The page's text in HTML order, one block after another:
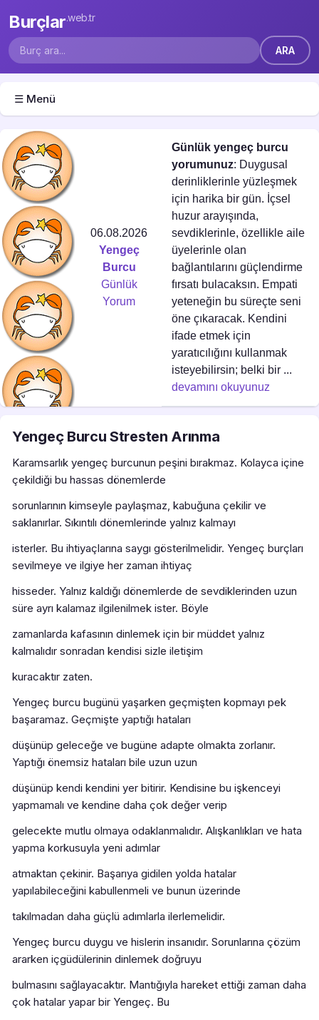
Burçlar.web.tr
☰ Menü
06.08.2026
Yengeç
Burcu
Günlük
Yorum
Günlük yengeç burcu
yorumunuz: Duygusal
derinliklerinle yüzleşmek
için harika bir gün. İçsel
huzur arayışında,
sevdiklerinle, özellikle aile
üyelerinle olan
bağlantılarını güçlendirme
fırsatı bulacaksın. Empati
yeteneğin bu süreçte seni
öne çıkaracak. Kendini
ifade etmek için
yaratıcılığını kullanmak
isteyebilirsin; belki bir ...
devamını okuyunuz
Yengeç Burcu Stresten Arınma
Karamsarlık yengeç burcunun peşini bırakmaz. Kolayca içine
çekildiği bu hassas dönemlerde
sorunlarının kimseyle paylaşmaz, kabuğuna çekilir ve
saklanırlar. Sıkıntılı dönemlerinde yalnız kalmayı
isterler. Bu ihtiyaçlarına saygı gösterilmelidir. Yengeç burçları
sevilmeye ve ilgiye her zaman ihtiyaç
hisseder. Yalnız kaldığı dönemlerde de sevdiklerinden uzun
süre ayrı kalamaz ilgilenilmek ister. Böyle
zamanlarda kafasının dinlemek için bir müddet yalnız
kalmalıdır sonradan kendisi sizle iletişim
kuracaktır zaten.
Yengeç burcu bugünü yaşarken geçmişten kopmayı pek
başaramaz. Geçmişte yaptığı hataları
düşünüp geleceğe ve bugüne adapte olmakta zorlanır.
Yaptığı önemsiz hataları bile uzun uzun
düşünüp kendi kendini yer bitirir. Kendisine bu işkenceyi
yapmamalı ve kendine daha çok değer verip
gelecekte mutlu olmaya odaklanmalıdır. Alışkanlıkları ve hata
yapma korkusuyla yeni adımlar
atmaktan çekinir. Başarıya gidilen yolda hatalar
yapılabileceğini kabullenmeli ve bunun üzerinde
takılmadan daha güçlü adımlarla ilerlemelidir.
Yengeç burcu duygu ve hislerin insanıdır. Sorunlarına çözüm
ararken içgüdülerinin dinlemek doğruyu
bulmasını sağlayacaktır. Mantığıyla hareket ettiği zaman daha
çok hatalar yapar bir Yengeç. Bu